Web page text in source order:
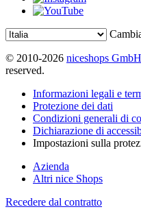
© 2010-2026 niceshops GmbH
reserved.
Informazioni legali e
Protezione dei dati
Condizioni generali di
Dichiarazione di
Impostazioni sulla
Azienda
Altri nice Shops
Recedere dal contratto